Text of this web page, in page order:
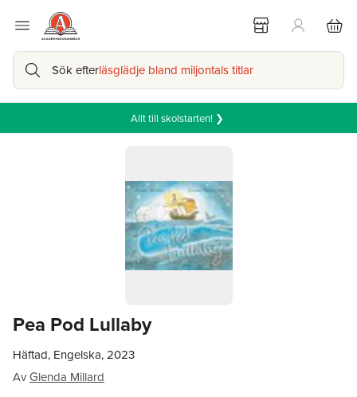
Sök efterläsglädje bland miljontals titlar
Allt till skolstarten! ❯
Pea Pod Lullaby
Häftad, Engelska, 2023
AvGlenda Millard